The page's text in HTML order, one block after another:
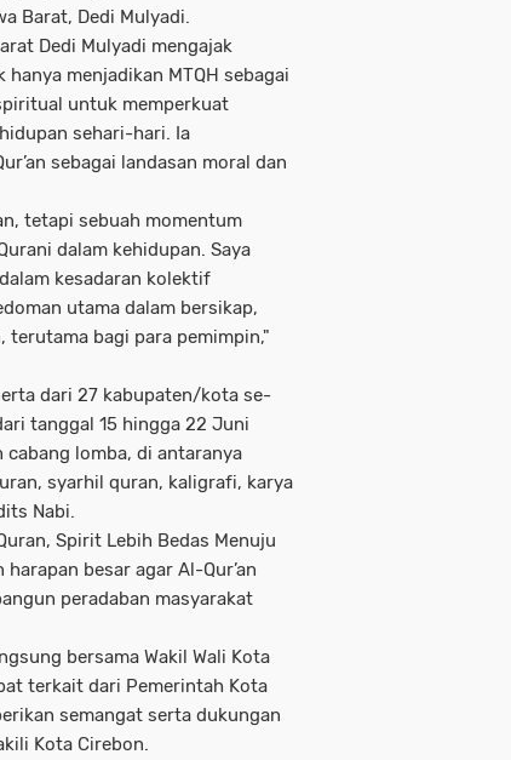
Barat, Dedi Mulyadi.
Dedi Mulyadi mengajak
menjadikan MTQH sebagai
untuk memperkuat
sehari-hari. Ia
sebagai landasan moral dan
tetapi sebuah momentum
dalam kehidupan. Saya
kesadaran kolektif
utama dalam bersikap,
terutama bagi para pemimpin,"
dari 27 kabupaten/kota se-
tanggal 15 hingga 22 Juni
lomba, di antaranya
syarhil quran, kaligrafi, karya
Nabi.
Spirit Lebih Bedas Menuju
besar agar Al-Qur’an
peradaban masyarakat
bersama Wakil Wali Kota
terkait dari Pemerintah Kota
semangat serta dukungan
Kota Cirebon.